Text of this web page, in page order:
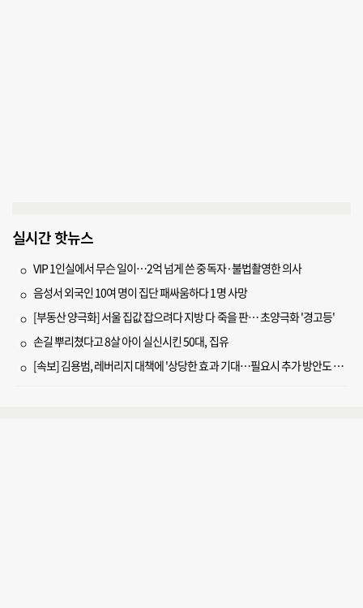
실시간 핫뉴스
VIP 1인실에서 무슨 일이…2억 넘게 쓴 중독자·불법촬영한 의사
음성서 외국인 10여 명이 집단 패싸움하다 1명 사망
[부동산 양극화] 서울 집값 잡으려다 지방 다 죽을 판… 초양극화 '경고등'
손길 뿌리쳤다고 8살 아이 실신시킨 50대, 집유
[속보] 김용범, 레버리지 대책에 '상당한 효과 기대…필요시 추가 방안도 검토'